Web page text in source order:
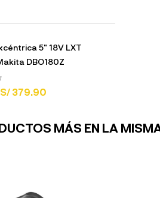
5" 18V LXT
DBO180Z
S/ 379.90
MÁS EN LA